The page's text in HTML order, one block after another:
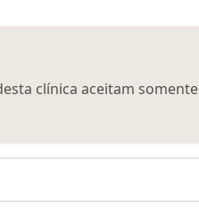
clínica aceitam somente